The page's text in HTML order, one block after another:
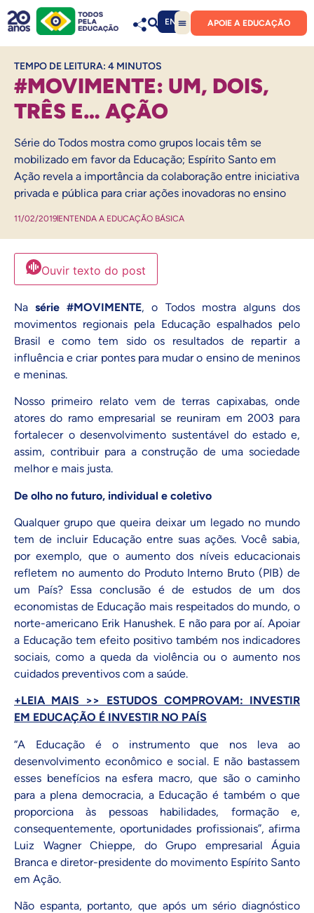
EN APOIE A EDUCAÇÃO
TEMPO DE LEITURA: 4 MINUTOS
#MOVIMENTE: UM, DOIS,
TRÊS E… AÇÃO
Série do Todos mostra como grupos locais têm se
mobilizado em favor da Educação; Espírito Santo em
Ação revela a importância da colaboração entre iniciativa
privada e pública para criar ações inovadoras no ensino
11/02/2019ENTENDA A EDUCAÇÃO BÁSICA
Ouvir texto do post
Nasérie #MOVIMENTE, o Todos mostra alguns dos
movimentos regionais pela Educação espalhados pelo
Brasil e como tem sido os resultados de repartir a
influência e criar pontes para mudar o ensino de meninos
e meninas.
Nosso primeiro relato vem de terras capixabas, onde
atores do ramo empresarial se reuniram em 2003 para
fortalecer o desenvolvimento sustentável do estado e,
assim, contribuir para a construção de uma sociedade
melhor e mais justa.
De olho no futuro, individual e coletivo
Qualquer grupo que queira deixar um legado no mundo
tem de incluir Educação entre suas ações. Você sabia,
por exemplo, que o aumento dos níveis educacionais
refletem no aumento do Produto Interno Bruto (PIB) de
um País? Essa conclusão é de estudos de um dos
economistas de Educação mais respeitados do mundo, o
norte-americano Erik Hanushek. E não para por aí. Apoiar
a Educação tem efeito positivo também nos indicadores
sociais, como a queda da violência ou o aumento nos
cuidados preventivos com a saúde.
+LEIA MAIS >> ESTUDOS COMPROVAM: INVESTIR
EM EDUCAÇÃO É INVESTIR NO PAÍS
“A Educação é o instrumento que nos leva ao
desenvolvimento econômico e social. E não bastassem
esses benefícios na esfera macro, que são o caminho
para a plena democracia, a Educação é também o que
proporciona às pessoas habilidades, formação e,
consequentemente, oportunidades profissionais”, afirma
Luiz Wagner Chieppe, do Grupo empresarial Águia
Branca e diretor-presidente do movimento Espírito Santo
em Ação.
Não espanta, portanto, que após um sério diagnóstico